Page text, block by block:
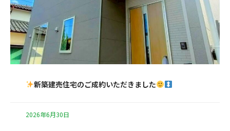
新築建売住宅のご成約いただきました
2026年6月30日